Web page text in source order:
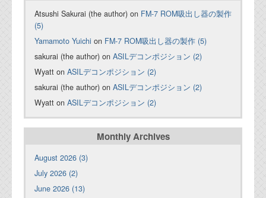
Atsushi Sakurai (the author) on FM-7 ROM吸出し器の製作
(5)
Yamamoto Yuichi on FM-7 ROM吸出し器の製作 (5)
sakurai (the author) on ASILデコンポジション (2)
Wyatt on ASILデコンポジション (2)
sakurai (the author) on ASILデコンポジション (2)
Wyatt on ASILデコンポジション (2)
Monthly Archives
August 2026 (3)
July 2026 (2)
June 2026 (13)